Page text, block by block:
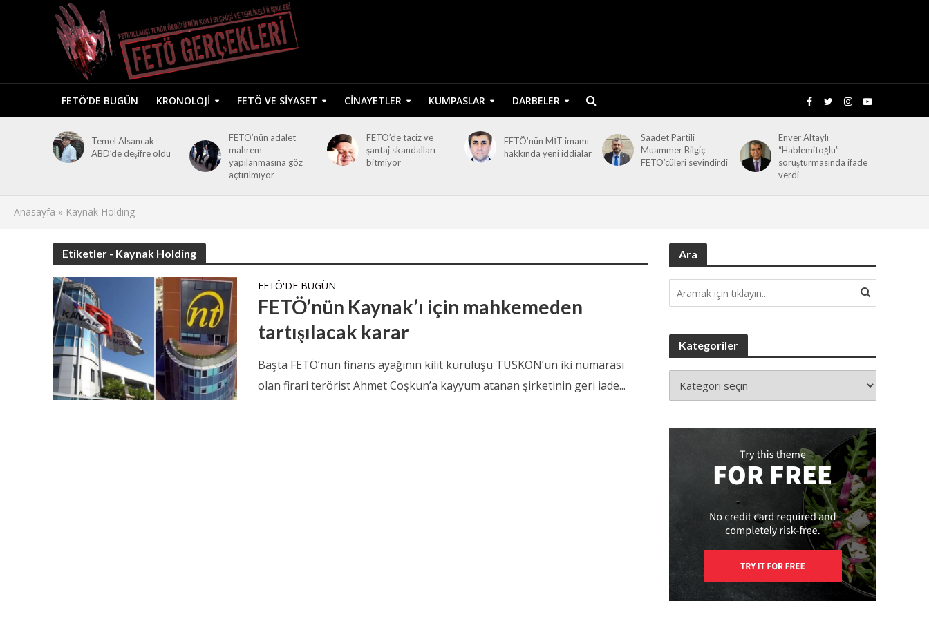
FETÖ’DE BUGÜN KRONOLOJI FETÖ VE SIYASET CINAYETLER KUMPASLAR DARBELER
Temel Alsancak
ABD’de deşifre oldu
FETÖ’nün adalet
mahrem
yapılanmasına göz
açtırılmıyor
FETÖ’de taciz ve
şantaj skandalları
bitmiyor
FETÖ’nün MİT imamı
hakkında yeni iddialar
Saadet Partili
Muammer Bilgiç
FETÖ’cüleri sevindirdi
Enver Altaylı
“Hablemitoğlu”
soruşturmasında ifade
verdi
Anasayfa » Kaynak Holding
Etiketler - Kaynak Holding
FETÖ'DE BUGÜN
FETÖ’nün Kaynak’ı için mahkemeden
tartışılacak karar
Başta FETÖ’nün finans ayağının kilit kuruluşu TUSKON’un iki numarası
olan firari terörist Ahmet Coşkun’a kayyum atanan şirketinin geri iade...
Ara
Kategoriler